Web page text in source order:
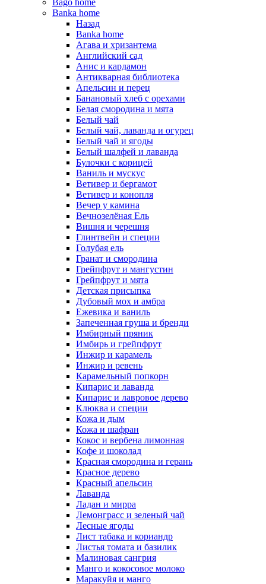
Bago home
Banka home
Назад
Banka home
Агава и хризантема
Английский сад
Анис и кардамон
Антикварная библиотека
Апельсин и перец
Банановый хлеб с орехами
Белая смородина и мята
Белый чай
Белый чай, лаванда и огурец
Белый чай и ягоды
Белый шалфей и лаванда
Булочки с корицей
Ваниль и мускус
Ветивер и бергамот
Ветивер и конопля
Вечер у камина
Вечнозелёная Ель
Вишня и черешня
Глинтвейн и специи
Голубая ель
Гранат и смородина
Грейпфрут и мангустин
Грейпфрут и мята
Детская присыпка
Дубовый мох и амбра
Ежевика и ваниль
Запеченная груша и бренди
Имбирный пряник
Имбирь и грейпфрут
Инжир и карамель
Инжир и ревень
Карамельный попкорн
Кипарис и лаванда
Кипарис и лавровое дерево
Клюква и специи
Кожа и дым
Кожа и шафран
Кокос и вербена лимонная
Кофе и шоколад
Красная смородина и герань
Красное дерево
Красный апельсин
Лаванда
Ладан и мирра
Лемонграсс и зеленый чай
Лесные ягоды
Лист табака и кориандр
Листья томата и базилик
Малиновая сангрия
Манго и кокосовое молоко
Маракуйя и манго